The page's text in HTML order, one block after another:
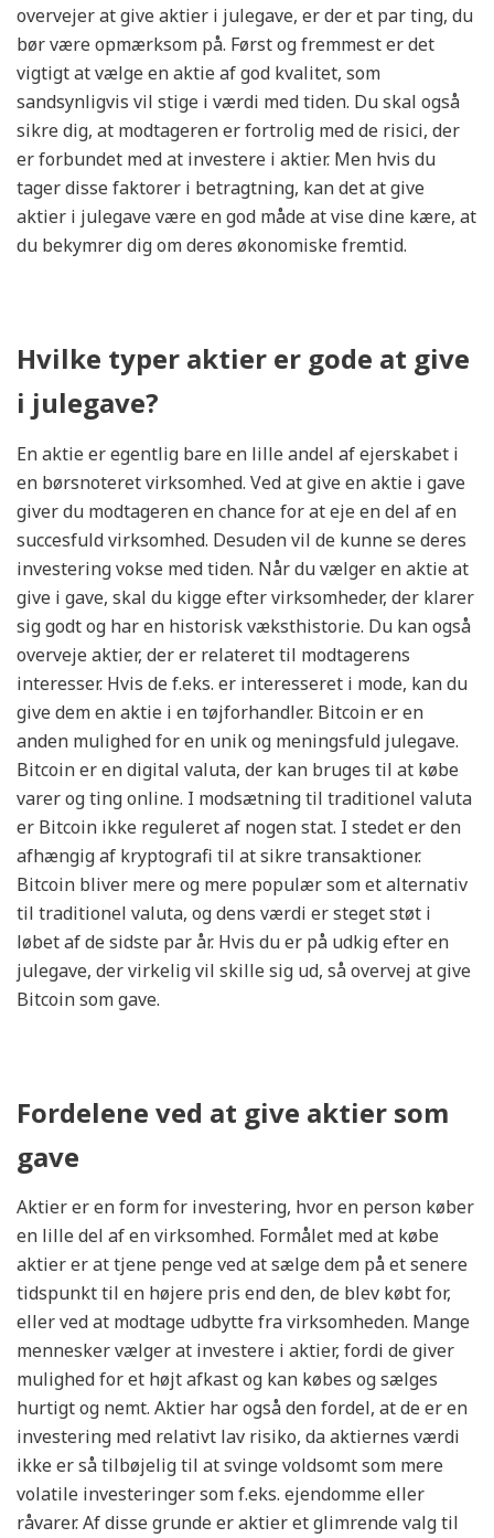
overvejer at give aktier i julegave, er der et par ting, du
bør være opmærksom på. Først og fremmest er det
vigtigt at vælge en aktie af god kvalitet, som
sandsynligvis vil stige i værdi med tiden. Du skal også
sikre dig, at modtageren er fortrolig med de risici, der
er forbundet med at investere i aktier. Men hvis du
tager disse faktorer i betragtning, kan det at give
aktier i julegave være en god måde at vise dine kære, at
du bekymrer dig om deres økonomiske fremtid.
Hvilke typer aktier er gode at give
i julegave?
En aktie er egentlig bare en lille andel af ejerskabet i
en børsnoteret virksomhed. Ved at give en aktie i gave
giver du modtageren en chance for at eje en del af en
succesfuld virksomhed. Desuden vil de kunne se deres
investering vokse med tiden. Når du vælger en aktie at
give i gave, skal du kigge efter virksomheder, der klarer
sig godt og har en historisk væksthistorie. Du kan også
overveje aktier, der er relateret til modtagerens
interesser. Hvis de f.eks. er interesseret i mode, kan du
give dem en aktie i en tøjforhandler. Bitcoin er en
anden mulighed for en unik og meningsfuld julegave.
Bitcoin er en digital valuta, der kan bruges til at købe
varer og ting online. I modsætning til traditionel valuta
er Bitcoin ikke reguleret af nogen stat. I stedet er den
afhængig af kryptografi til at sikre transaktioner.
Bitcoin bliver mere og mere populær som et alternativ
til traditionel valuta, og dens værdi er steget støt i
løbet af de sidste par år. Hvis du er på udkig efter en
julegave, der virkelig vil skille sig ud, så overvej at give
Bitcoin som gave.
Fordelene ved at give aktier som
gave
Aktier er en form for investering, hvor en person køber
en lille del af en virksomhed. Formålet med at købe
aktier er at tjene penge ved at sælge dem på et senere
tidspunkt til en højere pris end den, de blev købt for,
eller ved at modtage udbytte fra virksomheden. Mange
mennesker vælger at investere i aktier, fordi de giver
mulighed for et højt afkast og kan købes og sælges
hurtigt og nemt. Aktier har også den fordel, at de er en
investering med relativt lav risiko, da aktiernes værdi
ikke er så tilbøjelig til at svinge voldsomt som mere
volatile investeringer som f.eks. ejendomme eller
råvarer. Af disse grunde er aktier et glimrende valg til